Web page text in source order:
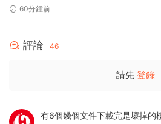
60分鍾前
評論 46
請先 登錄
有6個幾個文件下載完是壞掉的